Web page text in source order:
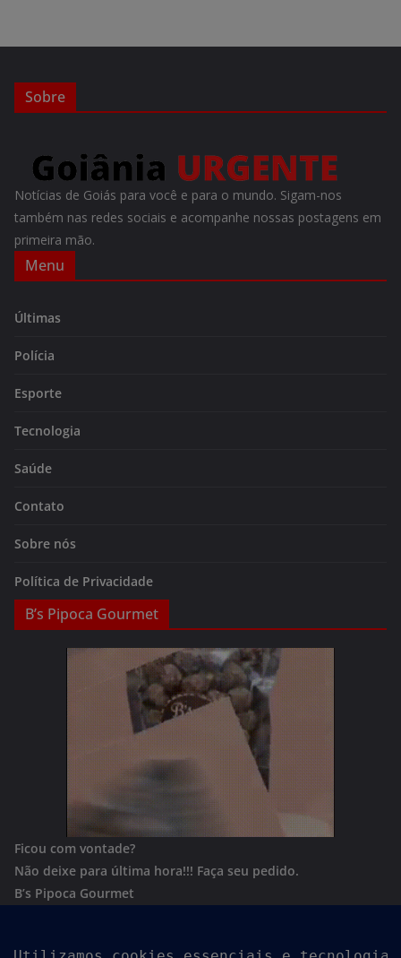
Sobre
Notícias de Goiás para você e para o mundo. Sigam-nos
também nas redes sociais e acompanhe nossas postagens em
primeira mão.
Menu
Últimas
Polícia
Esporte
Tecnologia
Saúde
Contato
Sobre nós
Política de Privacidade
B’s Pipoca Gourmet
Ficou com vontade?
Não deixe para última hora!!! Faça seu pedido.
B’s Pipoca Gourmet